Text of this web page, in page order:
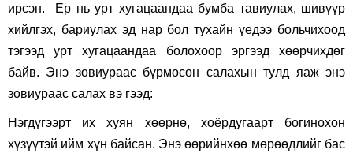
ирсэн. Ер нь урт хугацаандаа бумба тавиулах, шивүүр
хийлгэх, бариулах эд нар бол тухайн үедээ больчихоод
тэгээд урт хугацаандаа болохоор эргээд хөөрчихдөг
байв. Энэ зовиураас бүрмөсөн салахын тулд яаж энэ
зовиураас салах вэ гээд:
Нэгдүгээрт их хуян хөөрнө, хоёрдугаарт богинохон
хүзүүтэй ийм хүн байсан. Энэ өөрийнхөө мөрөөдлийг бас